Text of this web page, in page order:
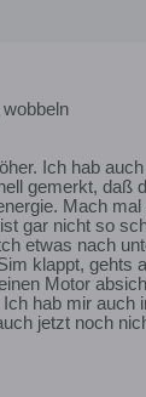
Ich hab
gemerkt, daß
Mach
gar nicht so
etwas nach
klappt, gehts
Motor
hab mir auch
jetzt noch